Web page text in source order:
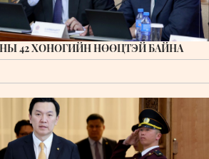
42 ХОНОГИЙН НӨӨЦТЭЙ БАЙНА